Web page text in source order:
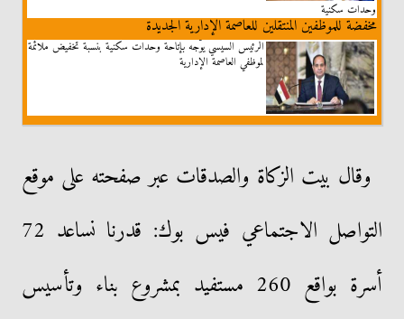
وحدات سكنية
مخفضة للموظفين المنتقلين للعاصمة الإدارية الجديدة
الرئيس السيسي يوّجه بإتاحة وحدات سكنية بنسبة تخفيض ملائمة
لموظفي العاصمة الإدارية
وقال بيت الزكاة والصدقات عبر صفحته على موقع
التواصل الاجتماعي فيس بوك: قدرنا نساعد 72
أسرة بواقع 260 مستفيد بمشروع بناء وتأسيس